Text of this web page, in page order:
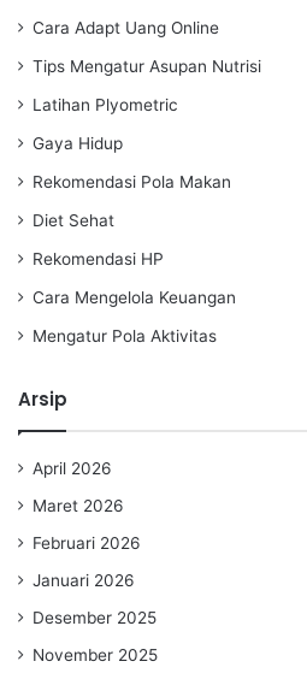
Cara Adapt Uang Online
Tips Mengatur Asupan Nutrisi
Latihan Plyometric
Gaya Hidup
Rekomendasi Pola Makan
Diet Sehat
Rekomendasi HP
Cara Mengelola Keuangan
Mengatur Pola Aktivitas
Arsip
April 2026
Maret 2026
Februari 2026
Januari 2026
Desember 2025
November 2025